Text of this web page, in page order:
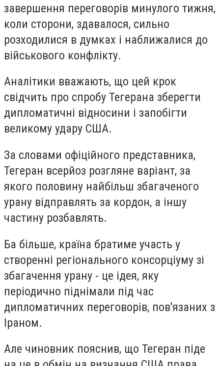
завершення переговорів минулого тижня,
коли сторони, здавалося, сильно
розходилися в думках і наближалися до
військового конфлікту.
Аналітики вважають, що цей крок
свідчить про спробу Тегерана зберегти
дипломатичні відносини і запобігти
великому удару США.
За словами офіційного представника,
Тегеран всерйоз розгляне варіант, за
якого половину найбільш збагаченого
урану відправлять за кордон, а іншу
частину розбавлять.
Ба більше, країна братиме участь у
створенні регіонального консорціуму зі
збагачення урану - це ідея, яку
періодично піднімали під час
дипломатичних переговорів, пов'язаних з
Іраном.
Але чиновник пояснив, що Тегеран піде